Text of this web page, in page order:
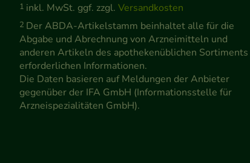
1 inkl. MwSt. ggf. zzgl. Versandkosten
2 Der ABDA-Artikelstamm beinhaltet alle für die
Abgabe und Abrechnung von Arzneimitteln und
anderen Artikeln des apothekenüblichen Sortiments
erforderlichen Informationen.
Die Daten basieren auf Meldungen der Anbieter
gegenüber der IFA GmbH (Informationsstelle für
Arzneispezialitäten GmbH).